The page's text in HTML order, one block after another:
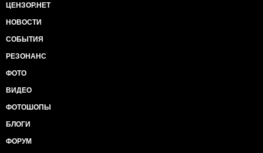
ЦЕНЗОР.НЕТ
НОВОСТИ
СОБЫТИЯ
РЕЗОНАНС
ФОТО
ВИДЕО
ФОТОШОПЫ
БЛОГИ
ФОРУМ